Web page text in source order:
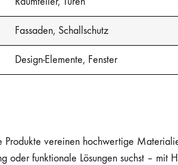
Fassaden, Schallschutz
Design-Elemente, Fenster
Produkte vereinen hochwertige
oder funktionale Lösungen suchst – mit